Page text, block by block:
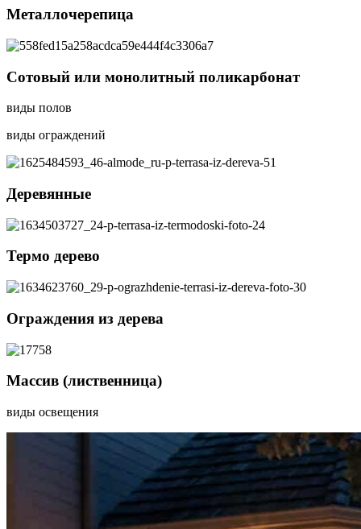
Металлочерепица
Сотовый или монолитный поликарбонат
виды полов
виды ограждений
Деревянные
Термо дерево
Ограждения из дерева
Массив (лиственница)
виды освещения